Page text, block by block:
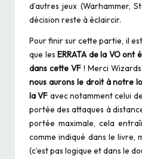
d’autres jeux (Warhammer,
décision reste à éclaircir.
Pour finir sur cette partie, il
que lesERRATA de la VO
dans cette VF ! Merci
nous aurons le droit à notre
la VF avec notamment celui
portée des attaques à
portée maximale, cela
comme indiqué dans le livre,
(c’est pas logique et dans le